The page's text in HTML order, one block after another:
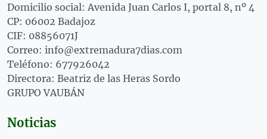
Domicilio social: Avenida Juan Carlos I, portal 8, nº 4
CP: 06002 Badajoz
CIF: 08856071J
Correo: info@extremadura7dias.com
Teléfono: 677926042
Directora: Beatriz de las Heras Sordo
GRUPO VAUBÁN
Noticias